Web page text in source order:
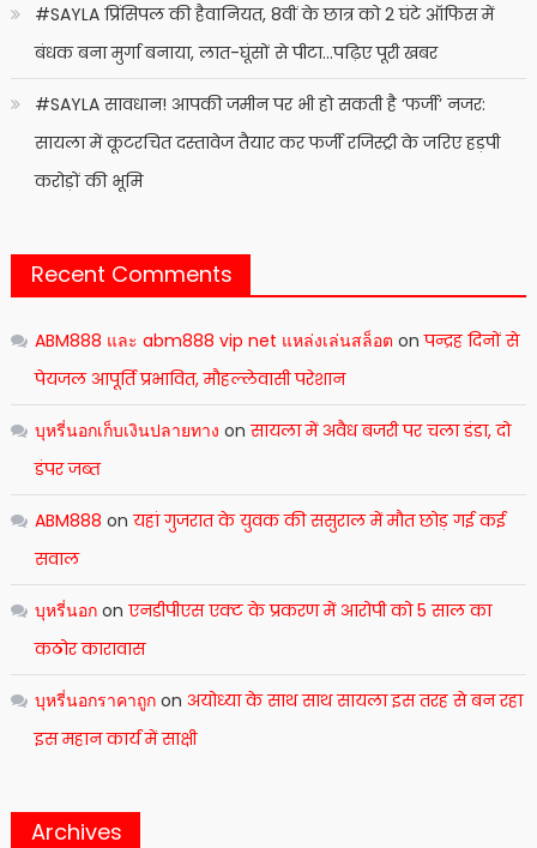
#SAYLA प्रिंसिपल की हैवानियत, 8वीं के छात्र को 2 घंटे ऑफिस में
बंधक बना मुर्गा बनाया, लात-घूंसों से पीटा…पढ़िए पूरी खबर
#SAYLA सावधान! आपकी जमीन पर भी हो सकती है ‘फर्जी’ नजर:
सायला में कूटरचित दस्तावेज तैयार कर फर्जी रजिस्ट्री के जरिए हड़पी
करोड़ों की भूमि
Recent Comments
ABM888 และ abm888 vip net แหล่งเล่นสล็อต onपन्द्रह दिनों से
पेयजल आपूर्ति प्रभावित, मौहल्लेवासी परेशान
บุหรี่นอกเก็บเงินปลายทาง onसायला में अवैध बजरी पर चला डंडा, दो
डंपर जब्त
ABM888 on यहां गुजरात के युवक की ससुराल में मौत छोड़ गई कई
सवाल
บุหรี่นอกon एनडीपीएस एक्ट के प्रकरण में आरोपी को 5 साल का
कठोर कारावास
บุหรี่นอกราคาถูกon अयोध्या के साथ साथ सायला इस तरह से बन रहा
इस महान कार्य में साक्षी
Archives